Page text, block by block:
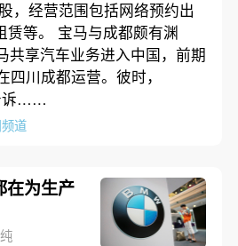
，经营范围包括网络预约出
赁等。 宝马与成都颇有渊
共享汽车业务进入中国，前期
四川成都运营。彼时，
诉……
道
在为生产